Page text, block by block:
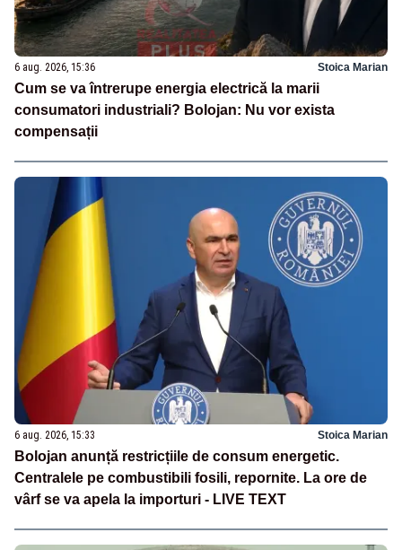
6 aug. 2026, 15:36 Stoica Marian
Cum se va întrerupe energia electrică la marii
consumatori industriali? Bolojan: Nu vor exista
compensații
6 aug. 2026, 15:33 Stoica Marian
Bolojan anunță restricțiile de consum energetic.
Centralele pe combustibili fosili, repornite. La ore de
vârf se va apela la importuri - LIVE TEXT